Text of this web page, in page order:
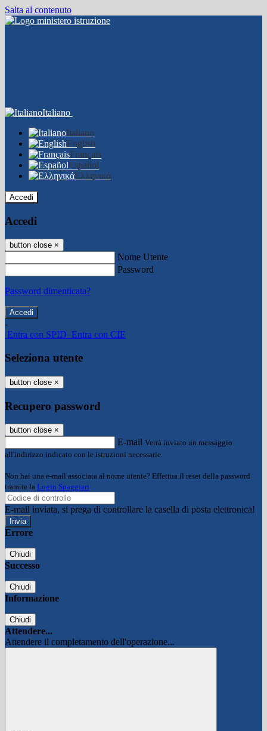
Salta al contenuto
Italiano
Italiano
English
Français
Español
Ελληνικά
Accedi
Accedi
button close ×
Nome Utente
Password
Password dimenticata?
-
Entra con SPID Entra con CIE
Seleziona utente
button close ×
Recupero password
button close ×
E-mail Verrà inviato un messaggio
all'indirizzo indicato con le istruzioni necessarie.
Non hai una e-mail associata al nome utente? Effettua il reset della password
tramite la Login Spaggiari
E-mail inviata, si prega di controllare la casella di posta elettronica!
Errore
Chiudi
Successo
Chiudi
Informazione
Chiudi
Attendere...
Attendere il completamento dell'operazione...